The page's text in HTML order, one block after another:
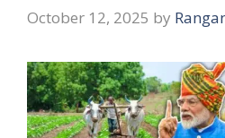
October 12, 2025 by